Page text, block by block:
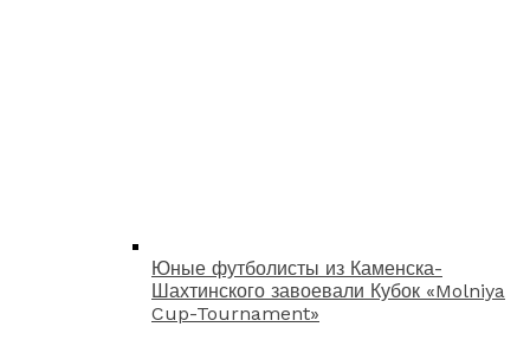
Юные футболисты из Каменска-
Шахтинского завоевали Кубок «Molniya
Cup-Tournament»